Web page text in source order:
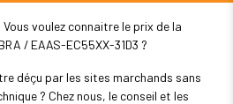
voulez connaitre le prix de la
/ EAAS-EC55XX-31D3 ?
déçu par les sites marchands sans
? Chez nous, le conseil et les